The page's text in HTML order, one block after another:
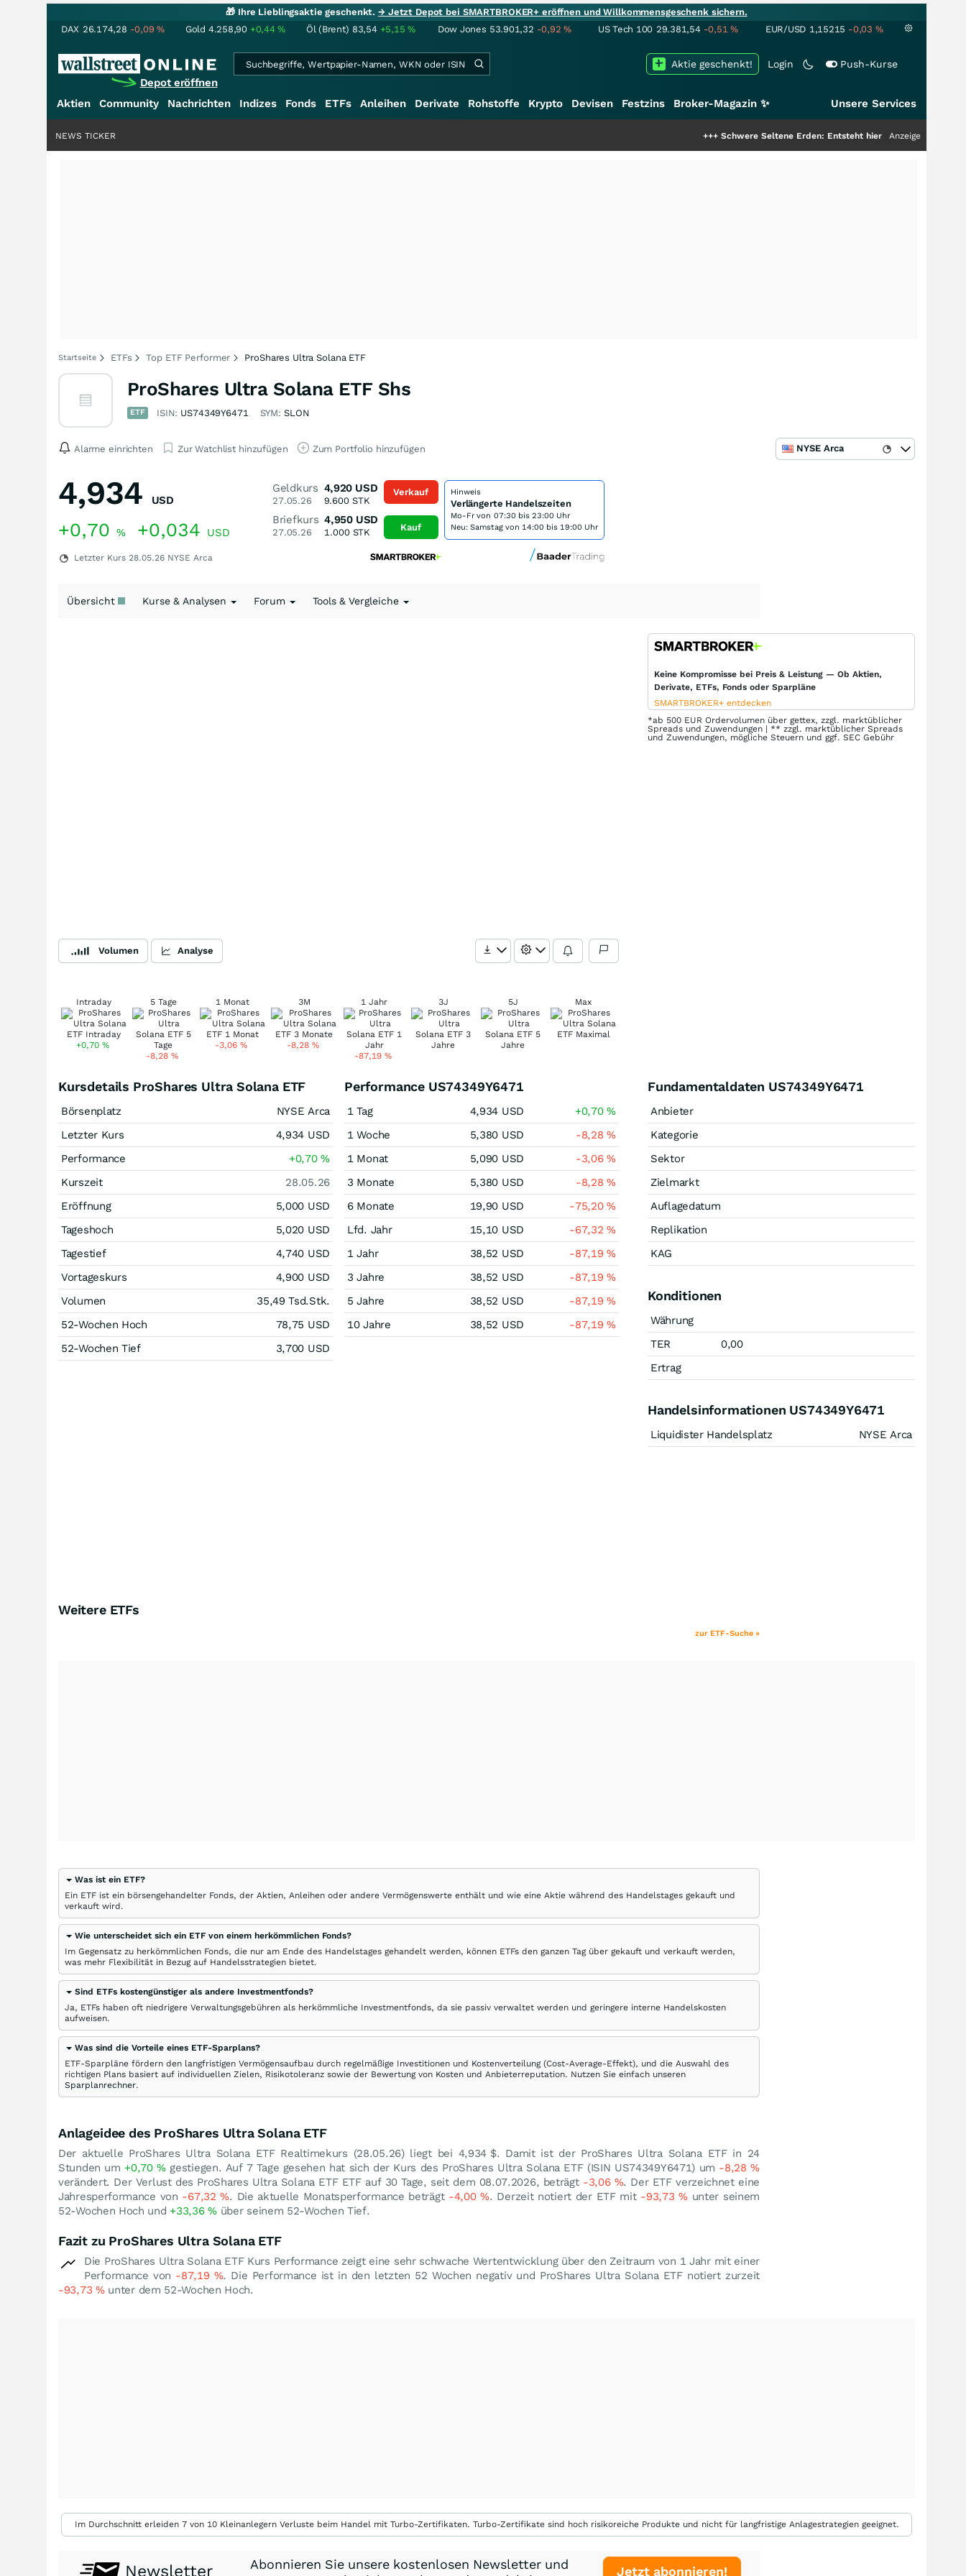
🎁 Ihre Lieblingsaktie geschenkt.→ Jetzt Depot bei SMARTBROKER+ eröffnen und Willkommensgeschenk sichern.
DAX 26.174,28 -0,09% Gold 4.258,90 +0,44% Öl (Brent) 83,54 +5,15% Dow Jones 53.901,32 -0,92% US Tech 100 29.381,54 -0,51% EUR/USD 1,15215 -0,03 %
Depot eröffnen
Login Push-Kurse
Aktie geschenkt!
Aktien Community Nachrichten Indizes Fonds ETFs Anleihen Derivate Rohstoffe Krypto Devisen Festzins Broker-Magazin ✨ Unsere Services
Schwere Seltene Erden: Entsteht hier die nächste Milliardenstory?
Anzeige
NEWS TICKER
Startseite ETFs Top ETF Performer ProShares Ultra Solana ETF
ProShares Ultra Solana ETF Shs
ETF ISIN: US74349Y6471 SYM: SLON
Alarme einrichten Zur Watchlist hinzufügen Zum Portfolio hinzufügen NYSE Arca
4,934 USD
+0,70 % +0,034 USD
Letzter Kurs 28.05.26 NYSE Arca
Geldkurs
27.05.26
4,920 USD
9.600STK
Briefkurs
27.05.26
4,950 USD
1.000STK
Verkauf
Kauf
Hinweis
Verlängerte Handelszeiten
Mo-Fr von 07:30 bis 23:00 Uhr
Neu: Samstag von 14:00 bis 19:00 Uhr
Übersicht Kurse & Analysen Forum Tools & Vergleiche
Volumen Analyse
Intraday
+0,70 %
5 Tage
-8,28 %
1 Monat
-3,06%
3M
-8,28 %
1 Jahr
-87,19 %
3J 5J Max
Keine Kompromisse bei Preis & Leistung — Ob Aktien,
Derivate, ETFs, Fonds oder Sparpläne
SMARTBROKER+ entdecken
*ab 500 EUR Ordervolumen über gettex, zzgl. marktüblicher
Spreads und Zuwendungen | ** zzgl. marktüblicher Spreads
und Zuwendungen, mögliche Steuern und ggf. SEC Gebühr
Kursdetails ProShares Ultra Solana ETF
Börsenplatz
NYSE Arca
Letzter Kurs
4,934 USD
Performance
+0,70%
Kurszeit
28.05.26
Eröffnung
5,000 USD
Tageshoch
5,020 USD
Tagestief
4,740 USD
Vortageskurs
4,900 USD
Volumen
35,49 Tsd.Stk.
52-Wochen Hoch
78,75 USD
52-Wochen Tief
3,700 USD
Performance US74349Y6471
1 Tag 4,934 USD +0,70%
1 Woche
5,380 USD -8,28%
1 Monat
5,090 USD -3,06%
3 Monate
5,380 USD -8,28%
6 Monate
19,90 USD -75,20%
Lfd. Jahr
15,10 USD -67,32%
1 Jahr
38,52 USD -87,19%
3 Jahre
38,52 USD -87,19%
5 Jahre
38,52 USD -87,19%
10 Jahre
38,52 USD -87,19%
Fundamentaldaten US74349Y6471
Anbieter
Kategorie
Sektor
Zielmarkt
Auflagedatum
Replikation
KAG
Konditionen
Währung
TER
0,00
Ertrag
Handelsinformationen US74349Y6471
Liquidister Handelsplatz NYSE Arca
Weitere ETFs
zur ETF-Suche »
Was ist ein ETF?
Ein ETF ist ein börsengehandelter Fonds, der Aktien, Anleihen oder andere Vermögenswerte enthält und wie eine Aktie während des Handelstages gekauft und
verkauft wird.
Wie unterscheidet sich ein ETF von einem herkömmlichen Fonds?
Im Gegensatz zu herkömmlichen Fonds, die nur am Ende des Handelstages gehandelt werden, können ETFs den ganzen Tag über gekauft und verkauft werden,
was mehr Flexibilität in Bezug auf Handelsstrategien bietet.
Sind ETFs kostengünstiger als andere Investmentfonds?
Ja, ETFs haben oft niedrigere Verwaltungsgebühren als herkömmliche Investmentfonds, da sie passiv verwaltet werden und geringere interne Handelskosten
aufweisen.
Was sind die Vorteile eines ETF-Sparplans?
ETF-Sparpläne fördern den langfristigen Vermögensaufbau durch regelmäßige Investitionen und Kostenverteilung (Cost-Average-Effekt), und die Auswahl des
richtigen Plans basiert auf individuellen Zielen, Risikotoleranz sowie der Bewertung von Kosten und Anbieterreputation. Nutzen Sie einfach unseren
Sparplanrechner.
Anlageidee des ProShares Ultra Solana ETF
Der aktuelle ProShares Ultra Solana ETF Realtimekurs (28.05.26) liegt bei 4,934 $. Damit ist der ProShares Ultra Solana ETF in 24
Stunden um +0,70%gestiegen. Auf 7 Tage gesehen hat sich der Kurs des ProShares Ultra Solana ETF (ISIN US74349Y6471) um -8,28%
verändert. Der Verlust des ProShares Ultra Solana ETF ETF auf 30 Tage, seit dem 08.07.2026, beträgt -3,06 %. Der ETF verzeichnet eine
Jahresperformance von -67,32%. Die aktuelle Monatsperformance beträgt -4,00%. Derzeit notiert der ETF mit -93,73%unter seinem
52-Wochen Hoch und +33,36%über seinem 52-Wochen Tief.
Fazit zu ProShares Ultra Solana ETF
Die ProShares Ultra Solana ETF Kurs Performance zeigt eine sehr schwache Wertentwicklung über den Zeitraum von 1 Jahr mit einer
Performance von -87,19 %. Die Performance ist in den letzten 52 Wochen negativ und ProShares Ultra Solana ETF notiert zurzeit
-93,73 %unter dem 52-Wochen Hoch.
Im Durchschnitt erleiden 7 von 10 Kleinanlegern Verluste beim Handel mit Turbo-Zertifikaten. Turbo-Zertifikate sind hoch risikoreiche Produkte und nicht für langfristige Anlagestrategien geeignet.
Newsletter
Abonnieren Sie unsere kostenlosen Newsletter und
Jetzt abonnieren!